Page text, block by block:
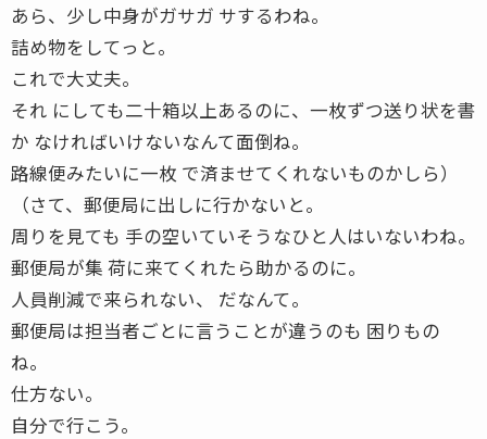
あら、少し中身がガサガ サするわね。
詰め物をしてっと。
これで大丈夫。
それ にしても二十箱以上あるのに、一枚ずつ送り状を書
か なければいけないなんて面倒ね。
路線便みたいに一枚 で済ませてくれないものかしら）
（さて、郵便局に出しに行かないと。
周りを見ても 手の空いていそうなひと人はいないわね。
郵便局が集 荷に来てくれたら助かるのに。
人員削減で来られない、 だなんて。
郵便局は担当者ごとに言うことが違うのも 困りもの
ね。
仕方ない。
自分で行こう。